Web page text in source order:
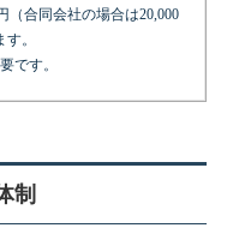
（合同会社の場合は20,000
。
です。
制